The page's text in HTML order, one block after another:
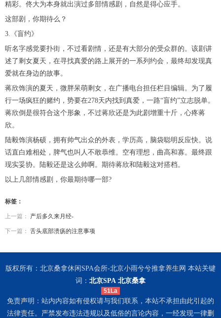
精彩。佟大为本身就出演过多部情感剧，自然是得心应手。
这部剧，你期待么？
3.《盲约》
听名字感觉要扑街，不过看剧情，还是有大部分的受众群的。该剧讲
述了剩女夏天，在寻找真爱的路上展开的一系列约会，最终却发现真
爱就在身边的故事。
蒋欣饰演的夏天，微胖呆萌剩女，在广播电台担任栏目编辑。为了履
行一场疯狂的赌约，势要在278天内找到真爱，一路“盲约”立志脱单。
蒋欣倒是很符合这个形象，不过蒋欣还是为此剧增重十斤，心疼蒋
欣。
陆毅饰演杨硕，拥有帅气出众的外表，学历高，脑袋聪明反应快。说
话直白难相处，脾气也叫人不敢恭维。空有理想，曲高和寡。最终跟
现实妥协。陆毅还是这么帅啊。期待蒋欣和陆毅这对搭档。
以上几部情感剧，你最期待哪一部?
标签：
上一篇： 产后多久来月经-
下一篇： 舌头底部溃疡的注意事项
版权所有：北京桑拿休闲SPA会所-北京小雨兮兮推拿养生网 本站关键
词： 北京SPA 北京桑拿
51La
免责声明：站内内容如有侵权请与我们联系，本站不承担由此引起的
法律责任。严禁发布违法违规以及低俗的言论内容，一经发现一律删